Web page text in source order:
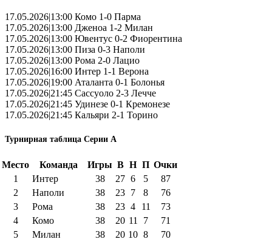
17.05.2026|13:00 Комо 1-0 Парма
17.05.2026|13:00 Дженоа 1-2 Милан
17.05.2026|13:00 Ювентус 0-2 Фиорентина
17.05.2026|13:00 Пиза 0-3 Наполи
17.05.2026|13:00 Рома 2-0 Лацио
17.05.2026|16:00 Интер 1-1 Верона
17.05.2026|19:00 Аталанта 0-1 Болонья
17.05.2026|21:45 Сассуоло 2-3 Лечче
17.05.2026|21:45 Удинезе 0-1 Кремонезе
17.05.2026|21:45 Кальяри 2-1 Торино
Турнирная таблица Серии А
Место Команда Игры В Н П Очки
1
Интер 38 27 6 5
87
2
Наполи 38 23 7 8
76
3
Рома 38 23 4 11
73
4
Комо 38 20 11 7
71
5
Милан 38 20 10 8
70